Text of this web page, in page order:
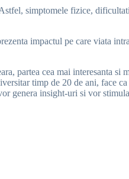
simptomele fizice,
impactul pe care viata
partea cea mai interesanta
timp de 20 de ani, face
genera insight-uri si vor